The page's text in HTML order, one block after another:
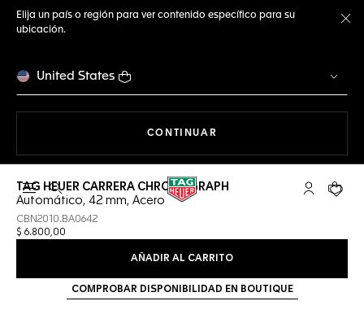
Elija un país o región para ver contenido específico para su
ubicación.
United States
CONTINUAR
Abrir el menú de búsqueda Cuenta Mi
Su
TAG HEUER CARRERA CHRONOGRAPH
Automático, 42 mm, Acero
CBN2010.BA0642
$ 6.800,00
AÑADIR AL CARRITO
COMPROBAR DISPONIBILIDAD EN BOUTIQUE